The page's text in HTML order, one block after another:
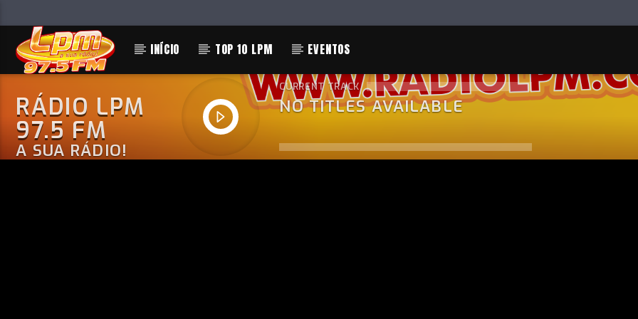
INÍCIO TOP 10 LPM EVENTOS
RÁDIO LPM
97.5 FM
A SUA RÁDIO!
CURRENT TRACK
NO TITLES AVAILABLE